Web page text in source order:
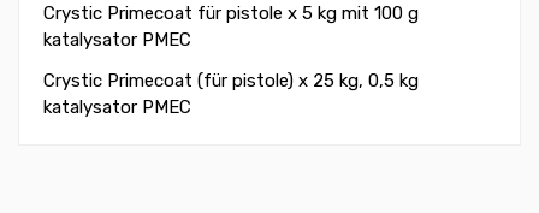
Crystic Primecoat für pistole x 5 kg mit 100 g
katalysator PMEC
Crystic Primecoat (für pistole) x 25 kg, 0,5 kg
katalysator PMEC